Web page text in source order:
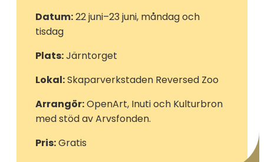
Datum:22 juni–23 juni, måndag och
tisdag
Plats:Järntorget
Lokal:Skaparverkstaden Reversed Zoo
Arrangör:OpenArt, Inuti och Kulturbron
med stöd av Arvsfonden.
Pris:Gratis